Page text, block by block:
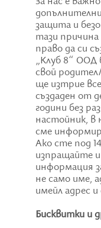
защита и
тази
право да си
„Клуб 8“ ООД
свой
ще изтрие
създаден от
години без
настойник, в
сме
Ако сте под
изпращайте и
информация
не само име,
имейл адрес и
Бисквитки и